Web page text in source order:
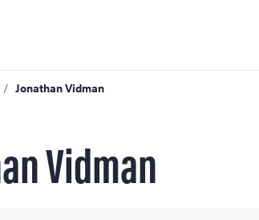
Jonathan Vidman
Vidman